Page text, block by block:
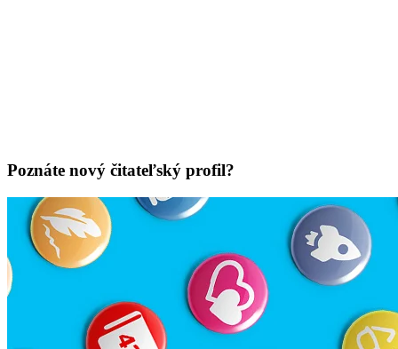
Poznáte nový čitateľský profil?